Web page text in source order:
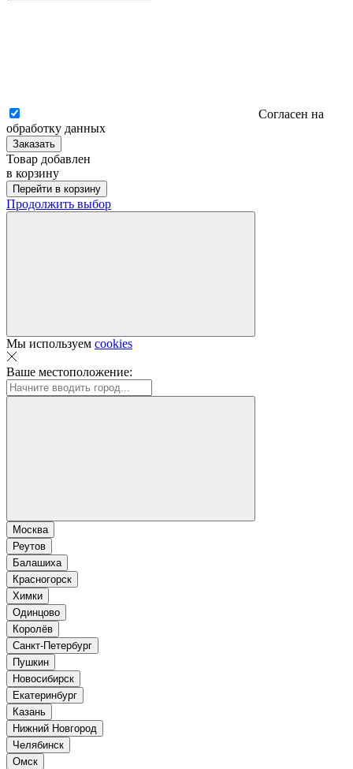
Согласен на
обработку данных
Заказать
Товар добавлен
в корзину
Перейти в корзину
Продолжить выбор
Мы используем cookies
Ваше местоположение:
Москва
Реутов
Балашиха
Красногорск
Химки
Одинцово
Королёв
Санкт-Петербург
Пушкин
Новосибирск
Екатеринбург
Казань
Нижний Новгород
Челябинск
Омск